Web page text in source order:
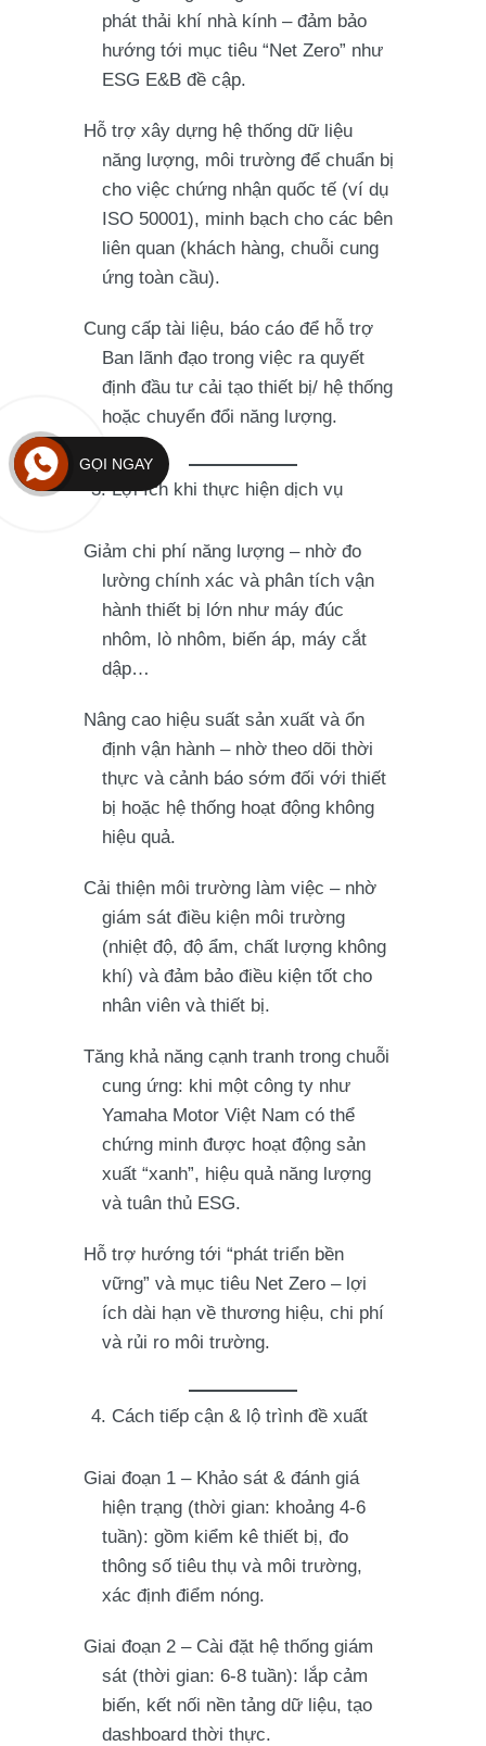
phát thải khí nhà kính – đảm bảo
hướng tới mục tiêu “Net Zero” như
ESG E&B đề cập.
Hỗ trợ xây dựng hệ thống dữ liệu
năng lượng, môi trường để chuẩn bị
cho việc chứng nhận quốc tế (ví dụ
ISO 50001), minh bạch cho các bên
liên quan (khách hàng, chuỗi cung
ứng toàn cầu).
Cung cấp tài liệu, báo cáo để hỗ trợ
Ban lãnh đạo trong việc ra quyết
định đầu tư cải tạo thiết bị/ hệ thống
hoặc chuyển đổi năng lượng.
3. Lợi ích khi thực hiện dịch vụ
Giảm chi phí năng lượng – nhờ đo
lường chính xác và phân tích vận
hành thiết bị lớn như máy đúc
nhôm, lò nhôm, biến áp, máy cắt
dập…
Nâng cao hiệu suất sản xuất và ổn
định vận hành – nhờ theo dõi thời
thực và cảnh báo sớm đối với thiết
bị hoặc hệ thống hoạt động không
hiệu quả.
Cải thiện môi trường làm việc – nhờ
giám sát điều kiện môi trường
(nhiệt độ, độ ẩm, chất lượng không
khí) và đảm bảo điều kiện tốt cho
nhân viên và thiết bị.
Tăng khả năng cạnh tranh trong chuỗi
cung ứng: khi một công ty như
Yamaha Motor Việt Nam có thể
chứng minh được hoạt động sản
xuất “xanh”, hiệu quả năng lượng
và tuân thủ ESG.
Hỗ trợ hướng tới “phát triển bền
vững” và mục tiêu Net Zero – lợi
ích dài hạn về thương hiệu, chi phí
và rủi ro môi trường.
4. Cách tiếp cận & lộ trình đề xuất
Giai đoạn 1 – Khảo sát & đánh giá
hiện trạng (thời gian: khoảng 4-6
tuần): gồm kiểm kê thiết bị, đo
thông số tiêu thụ và môi trường,
xác định điểm nóng.
Giai đoạn 2 – Cài đặt hệ thống giám
sát (thời gian: 6-8 tuần): lắp cảm
biến, kết nối nền tảng dữ liệu, tạo
dashboard thời thực.
GỌI NGAY